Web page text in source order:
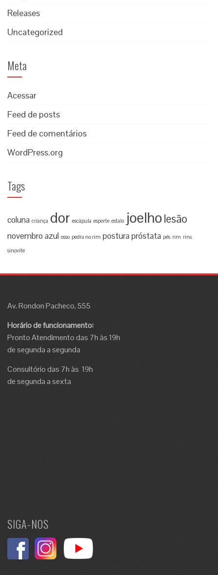
Releases
Uncategorized
Meta
Acessar
Feed de posts
Feed de comentários
WordPress.org
Tags
coluna criança dor escápula esporte estalo joelho lesão
novembro azul osso pedra no rim posturapróstata pés rim rins
sinovite
Av. Rondon Pacheco, 555
Horário de funcionamento:
Pronto Atendimento das 7h às 19h
de segunda a segunda
Consultório das 7h às 19h
de segunda a sexta
SIGA-NOS